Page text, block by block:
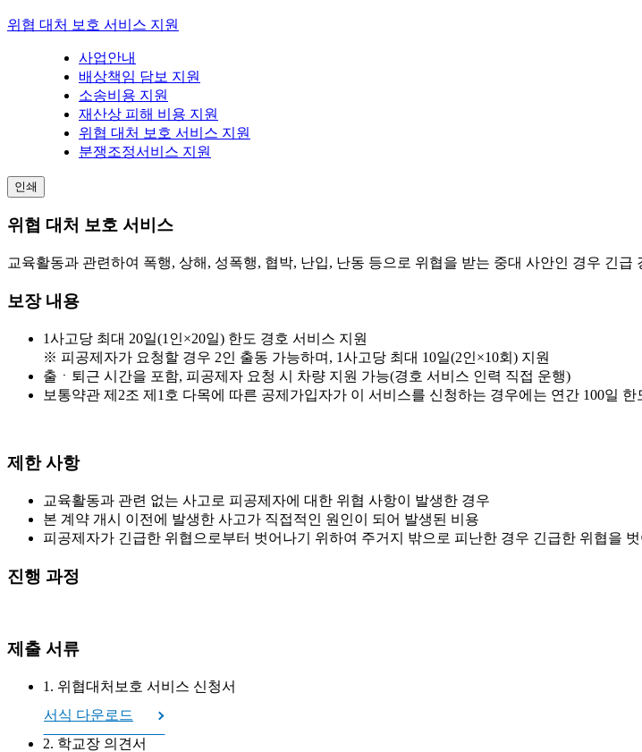
위협 대처 보호 서비스 지원
사업안내
배상책임 담보 지원
소송비용 지원
재산상 피해 비용 지원
위협 대처 보호 서비스 지원
분쟁조정서비스 지원
인쇄
위협 대처 보호 서비스
교육활동과 관련하여 폭행, 상해, 성폭행, 협박, 난입, 난동 등으로 위협을 받는 중대 사안인 경우 긴급
보장 내용
1사고당 최대 20일(1인×20일) 한도 경호 서비스 지원
※ 피공제자가 요청할 경우 2인 출동 가능하며, 1사고당 최대 10일(2인×10회) 지원
출ㆍ퇴근 시간을 포함, 피공제자 요청 시 차량 지원 가능(경호 서비스 인력 직접 운행)
보통약관 제2조 제1호 다목에 따른 공제가입자가 이 서비스를 신청하는 경우에는 연간 100일
제한 사항
교육활동과 관련 없는 사고로 피공제자에 대한 위협 사항이 발생한 경우
본 계약 개시 이전에 발생한 사고가 직접적인 원인이 되어 발생된 비용
피공제자가 긴급한 위협으로부터 벗어나기 위하여 주거지 밖으로 피난한 경우 긴급한 위협을
진행 과정
제출 서류
1. 위협대처보호 서비스 신청서
서식 다운로드
2. 학교장 의견서